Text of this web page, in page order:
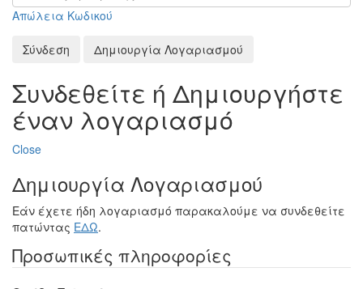
Απώλεια Κωδικού
Σύνδεση Δημιουργία Λογαριασμού
Συνδεθείτε ή Δημιουργήστε
έναν λογαριασμό
Close
Δημιουργία Λογαριασμού
Εάν έχετε ήδη λογαριασμό παρακαλούμε να συνδεθείτε
πατώντας ΕΔΩ.
Προσωπικές πληροφορίες